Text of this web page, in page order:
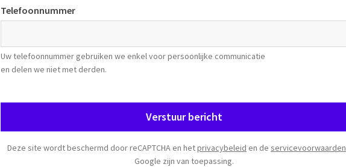
Telefoonnummer
Uw telefoonnummer gebruiken we enkel voor persoonlijke communicatie
en delen we niet met derden.
Verstuur bericht
Deze site wordt beschermd door reCAPTCHA en hetprivacybeleid en de servicevoorwaarden
Google zijn van toepassing.